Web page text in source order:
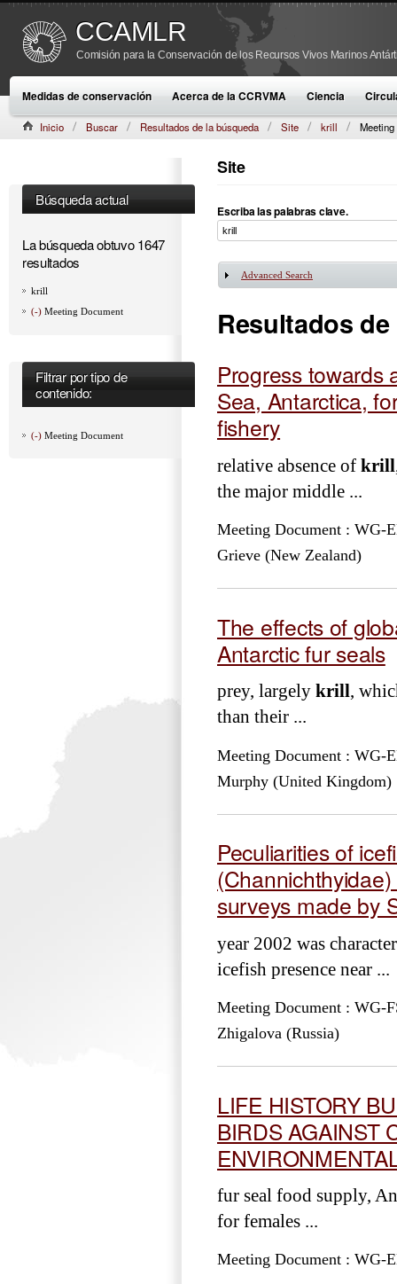
CCAMLR
Comisión para la Conservación de los Recursos Vivos Marinos
Medidas de conservación Acerca de la CCRVMA Ciencia
Inicio Buscar Resultados de la búsqueda Site krill
Búsqueda actual
La búsqueda obtuvo 1647
resultados
krill
(-) Meeting Document
Filtrar por tipo de
contenido:
(-) Meeting Document
Site
Escriba las palabras clave.
Mostrar
Advanced Search
Resultados
Progress towards
Sea, Antarctica,
fishery
relative absence of krill
the major middle ...
Meeting Document : WG-
Grieve (New Zealand)
The effects of
Antarctic fur seals
prey, largely krill ,
than their ...
Meeting Document : WG-
Murphy (United Kingdom)
Peculiarities of
surveys made by
year 2002 was
icefish presence near ...
Meeting Document : WG-
Zhigalova (Russia)
LIFE HISTORY
BIRDS AGAINST
fur seal food supply,
for females ...
Meeting Document : WG-